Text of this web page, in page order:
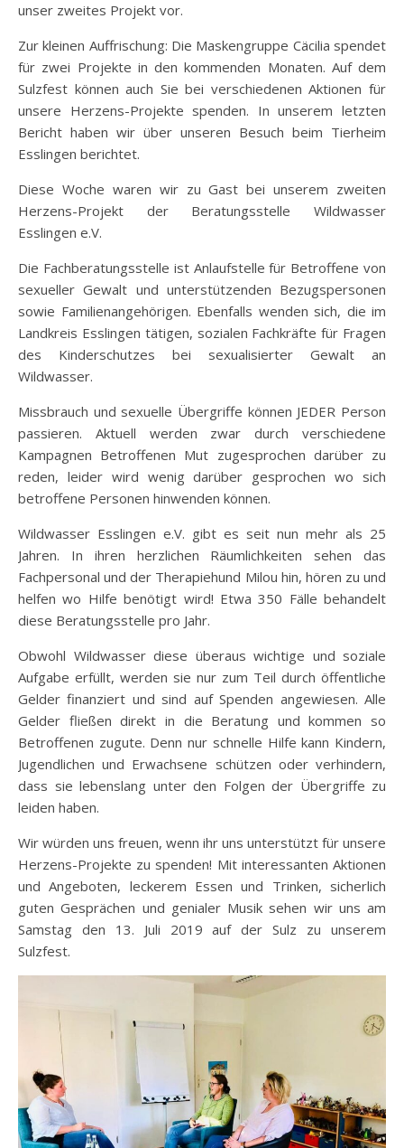
unser zweites Projekt vor.
Zur kleinen Auffrischung: Die Maskengruppe Cäcilia spendet
für zwei Projekte in den kommenden Monaten. Auf dem
Sulzfest können auch Sie bei verschiedenen Aktionen für
unsere Herzens-Projekte spenden. In unserem letzten
Bericht haben wir über unseren Besuch beim Tierheim
Esslingen berichtet.
Diese Woche waren wir zu Gast bei unserem zweiten
Herzens-Projekt der Beratungsstelle Wildwasser
Esslingen e.V.
Die Fachberatungsstelle ist Anlaufstelle für Betroffene von
sexueller Gewalt und unterstützenden Bezugspersonen
sowie Familienangehörigen. Ebenfalls wenden sich, die im
Landkreis Esslingen tätigen, sozialen Fachkräfte für Fragen
des Kinderschutzes bei sexualisierter Gewalt an
Wildwasser.
Missbrauch und sexuelle Übergriffe können JEDER Person
passieren. Aktuell werden zwar durch verschiedene
Kampagnen Betroffenen Mut zugesprochen darüber zu
reden, leider wird wenig darüber gesprochen wo sich
betroffene Personen hinwenden können.
Wildwasser Esslingen e.V. gibt es seit nun mehr als 25
Jahren. In ihren herzlichen Räumlichkeiten sehen das
Fachpersonal und der Therapiehund Milou hin, hören zu und
helfen wo Hilfe benötigt wird! Etwa 350 Fälle behandelt
diese Beratungsstelle pro Jahr.
Obwohl Wildwasser diese überaus wichtige und soziale
Aufgabe erfüllt, werden sie nur zum Teil durch öffentliche
Gelder finanziert und sind auf Spenden angewiesen. Alle
Gelder fließen direkt in die Beratung und kommen so
Betroffenen zugute. Denn nur schnelle Hilfe kann Kindern,
Jugendlichen und Erwachsene schützen oder verhindern,
dass sie lebenslang unter den Folgen der Übergriffe zu
leiden haben.
Wir würden uns freuen, wenn ihr uns unterstützt für unsere
Herzens-Projekte zu spenden! Mit interessanten Aktionen
und Angeboten, leckerem Essen und Trinken, sicherlich
guten Gesprächen und genialer Musik sehen wir uns am
Samstag den 13. Juli 2019 auf der Sulz zu unserem
Sulzfest.